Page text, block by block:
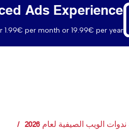
Ads Experience
per month or 19.99€ per year.
الويب الصيفية لعام 2026